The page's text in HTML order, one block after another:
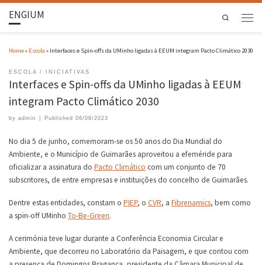
ENGIUM Search
Home» Escola » Interfaces e Spin-offs da UMinho ligadas à EEUM integram Pacto Climático 2030
ESCOLA INICIATIVAS
Interfaces e Spin-offs da UMinho ligadas à EEUM
integram Pacto Climático 2030
by admin Published 06/06/2023
No dia 5 de junho, comemoram-se os 50 anos do Dia Mundial do
Ambiente, e o Município de Guimarães aproveitou a efeméride para
oficializar a assinatura do Pacto Climático com um conjunto de 70
subscritores, de entre empresas e instituições do concelho de Guimarães.
Dentre estas entidades, constam o PIEP, o CVR, a Fibrenamics, bem como
a spin-off UMinho To-Be-Green.
A cerimónia teve lugar durante a Conferência Economia Circular e
Ambiente, que decorreu no Laboratório da Paisagem, e que contou com